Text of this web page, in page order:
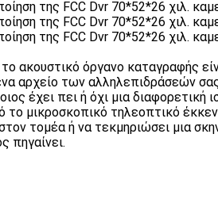
ακουστικό όργανο καταγραφής
αρχείο των αλληλεπιδράσεών
έχει πει ή όχι μια διαφορετική
το μικροσκοπικό τηλεοπτικό
τομέα ή να τεκμηριώσει μια
πηγαίνει.